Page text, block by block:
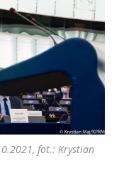
fot.: Krystian